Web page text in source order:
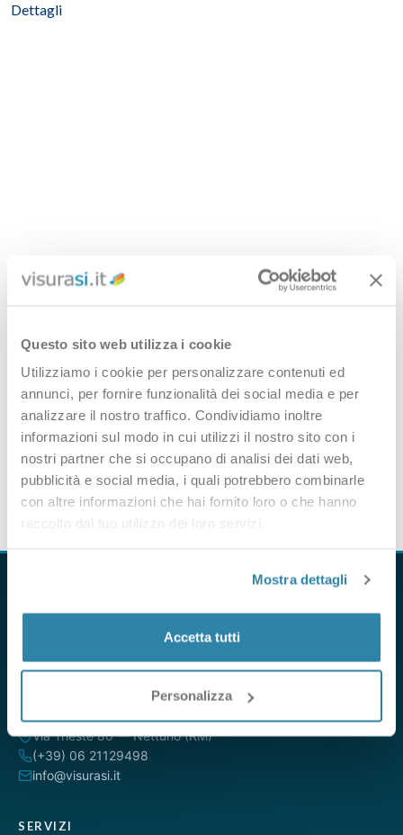
Questo sito web utilizza i cookie
Utilizziamo i cookie per personalizzare contenuti ed
annunci, per fornire funzionalità dei social media e per
analizzare il nostro traffico. Condividiamo inoltre
informazioni sul modo in cui utilizzi il nostro sito con i
nostri partner che si occupano di analisi dei dati web,
pubblicità e social media, i quali potrebbero combinarle
con altre informazioni che hai fornito loro o che hanno
raccolto dal tuo utilizzo dei loro servizi.
Mostra dettagli
Accetta tutti
Personalizza
Dettagli
catastali e ipotecarie direttamente dalle banche dati ufficiali.
Da oltre 15 anni al servizio di professionisti, aziende e privati.
Via Trieste 80 — Nettuno (RM)
(+39) 06 21129498
info@visurasi.it
SERVIZI